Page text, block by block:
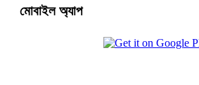
মোবাইল অ্যাপ